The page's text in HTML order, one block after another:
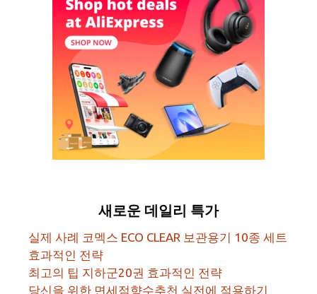
새로운 데일리 특가
실제 사례 코멕스 ECO CLEAR 보관용기 10종 세트
효과적인 전략
최고의 팁 지하군20권 효과적인 전략
당신을 위한 면세점향수추천 실전에 적용하기